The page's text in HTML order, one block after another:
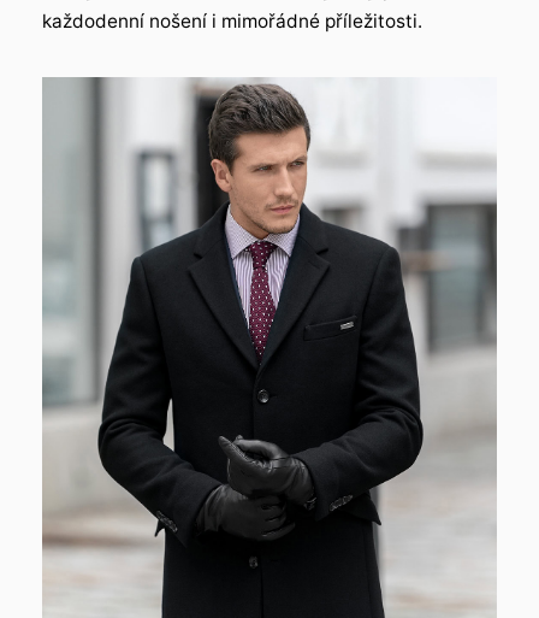
každodenní nošení i mimořádné příležitosti.